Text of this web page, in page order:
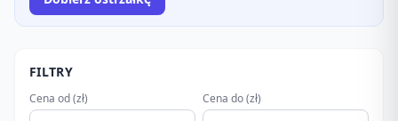
FILTRY
Cena od (zł) Cena do (zł)